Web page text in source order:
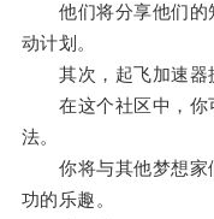
他们将分享他们的
动计划。
其次，起飞加速器提
在这个社区中，你
法。
你将与其他梦想家
功的乐趣。